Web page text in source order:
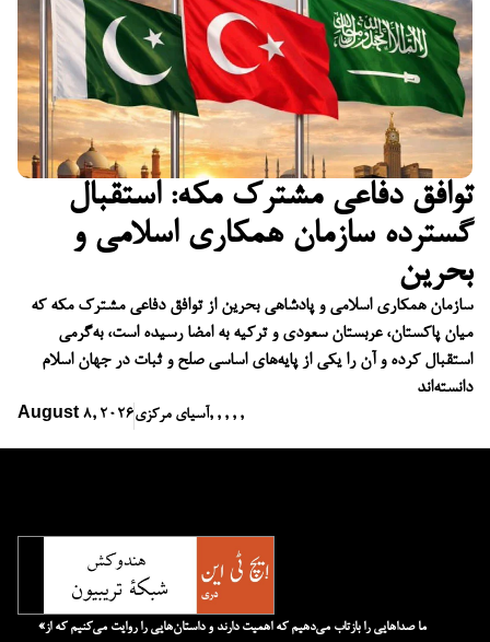
توافق دفاعی مشترک مکه: استقبال
گسترده سازمان همکاری اسلامی و
بحرین
سازمان همکاری اسلامی و پادشاهی بحرین از توافق دفاعی مشترک مکه که
میان پاکستان، عربستان سعودی و ترکیه به امضا رسیده است، به‌گرمی
استقبال کرده و آن را یکی از پایه‌های اساسی صلح و ثبات در جهان اسلام
دانسته‌اند
August 8, 2026آسیای مرکزی, , , , ,
«ما صداهایی را بازتاب می‌دهیم که اهمیت دارند و داستان‌هایی را روایت می‌کنیم که از